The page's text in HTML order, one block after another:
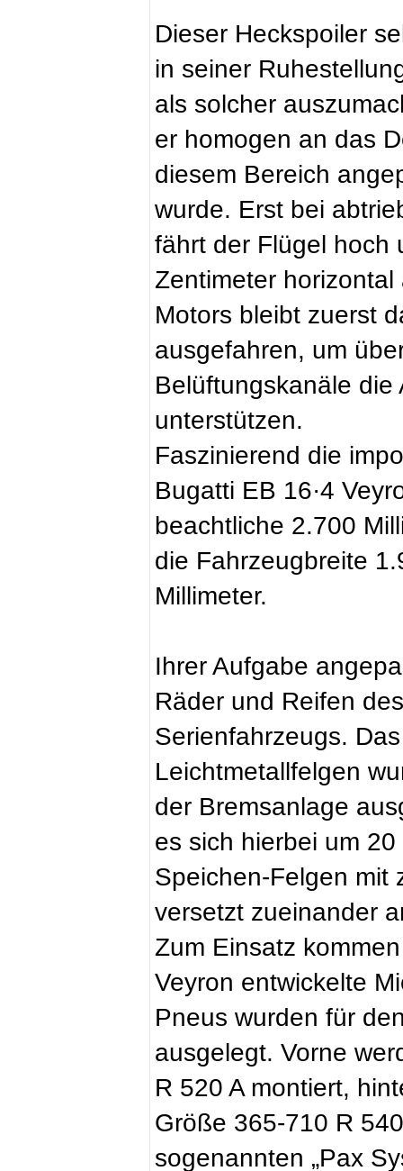
Dieser Heckspoiler
in seiner
als solcher
er homogen an das
diesem Bereich
wurde. Erst bei
fährt der Flügel hoch
Zentimeter
Motors bleibt zuerst
ausgefahren, um
Belüftungskanäle die
unterstützen.
Faszinierend die
Bugatti EB 16·4
beachtliche 2.700
die Fahrzeugbreite
Millimeter.
Ihrer Aufgabe
Räder und Reifen
Serienfahrzeugs.
Leichtmetallfelgen
der Bremsanlage
es sich hierbei um
Speichen-Felgen mit
versetzt zueinander
Zum Einsatz
Veyron entwickelte
Pneus wurden für
ausgelegt. Vorne
R 520 A montiert,
Größe 365-710 R
sogenannten „Pax